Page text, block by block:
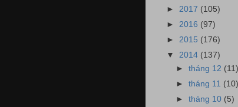
► 2017 (105)
► 2016 (97)
► 2015 (176)
▼ 2014 (137)
►tháng 12 (11)
►tháng 11 (10)
►tháng 10 (5)